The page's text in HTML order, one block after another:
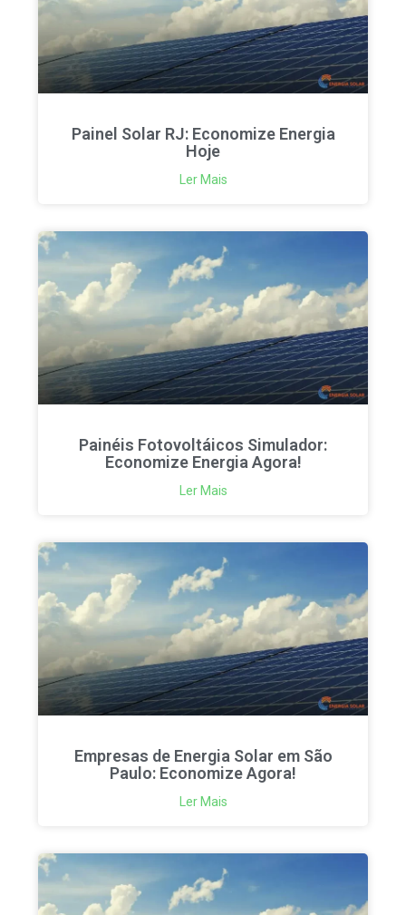
Painel Solar RJ: Economize Energia
Hoje
Ler Mais
Painéis Fotovoltáicos Simulador:
Economize Energia Agora!
Ler Mais
Empresas de Energia Solar em São
Paulo: Economize Agora!
Ler Mais